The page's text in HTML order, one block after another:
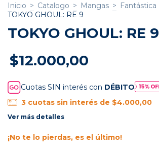
Inicio > Catalogo > Mangas > Fantástica
TOKYO GHOUL: RE 9
TOKYO GHOUL: RE 9
$12.000,00
Cuotas SIN interés con DÉBITO
3 cuotas sin interés de $4.000,00
Ver más detalles
¡No te lo pierdas, es el último!